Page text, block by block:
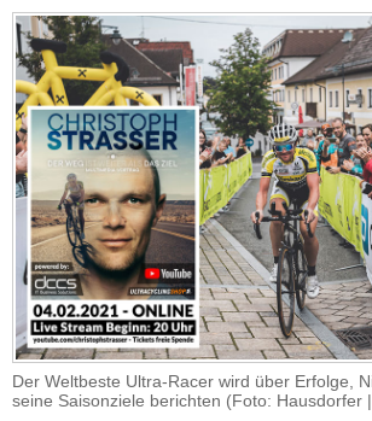
Der Weltbeste Ultra-Racer wird über Erfolge,
seine Saisonziele berichten (Foto: Hausdorfer